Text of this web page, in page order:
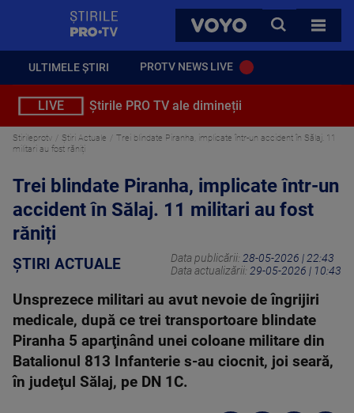
VOYO
CAUTA
TOATE
ULTIMELE ȘTIRI PROTV NEWS LIVE
LIVE Știrile PRO TV ale dimineții
Stirileprotv Știri Actuale
Trei blindate Piranha, implicate într-un accident în Sălaj. 11
militari au fost răniți
Trei blindate Piranha, implicate într-un
accident în Sălaj. 11 militari au fost
răniți
ȘTIRI ACTUALE Data publicării: 28-05-2026 | 22:43
Data actualizării: 29-05-2026 | 10:43
Unsprezece militari au avut nevoie de îngrijiri
medicale, după ce trei transportoare blindate
Piranha 5 aparţinând unei coloane militare din
Batalionul 813 Infanterie s-au ciocnit, joi seară,
în judeţul Sălaj, pe DN 1C.